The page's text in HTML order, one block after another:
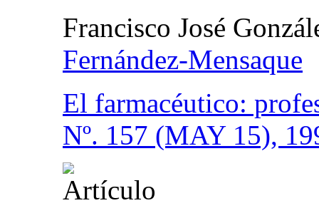
Francisco José
Fernández-Mensaque
El farmacéutico:
Nº. 157 (MAY 15),